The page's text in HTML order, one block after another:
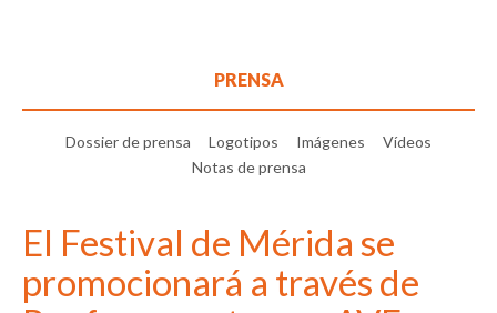
PRENSA
Dossier de prensa Logotipos Imágenes
Vídeos
Notas de prensa
El Festival de Mérida se
promocionará a través de